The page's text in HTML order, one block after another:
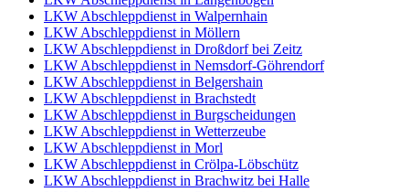
LKW Abschleppdienst in Walpernhain
LKW Abschleppdienst in Möllern
LKW Abschleppdienst in Droßdorf bei Zeitz
LKW Abschleppdienst in Nemsdorf-Göhrendorf
LKW Abschleppdienst in Belgershain
LKW Abschleppdienst in Brachstedt
LKW Abschleppdienst in Burgscheidungen
LKW Abschleppdienst in Wetterzeube
LKW Abschleppdienst in Morl
LKW Abschleppdienst in Crölpa-Löbschütz
LKW Abschleppdienst in Brachwitz bei Halle